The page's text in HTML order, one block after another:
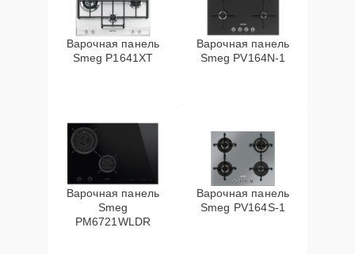
Варочная панель
Smeg P1641XT
Варочная панель
Smeg PV164N-1
Варочная панель
Smeg
PM6721WLDR
Варочная панель
Smeg PV164S-1